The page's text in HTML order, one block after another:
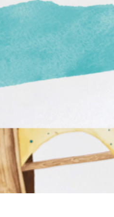
produktů Služby